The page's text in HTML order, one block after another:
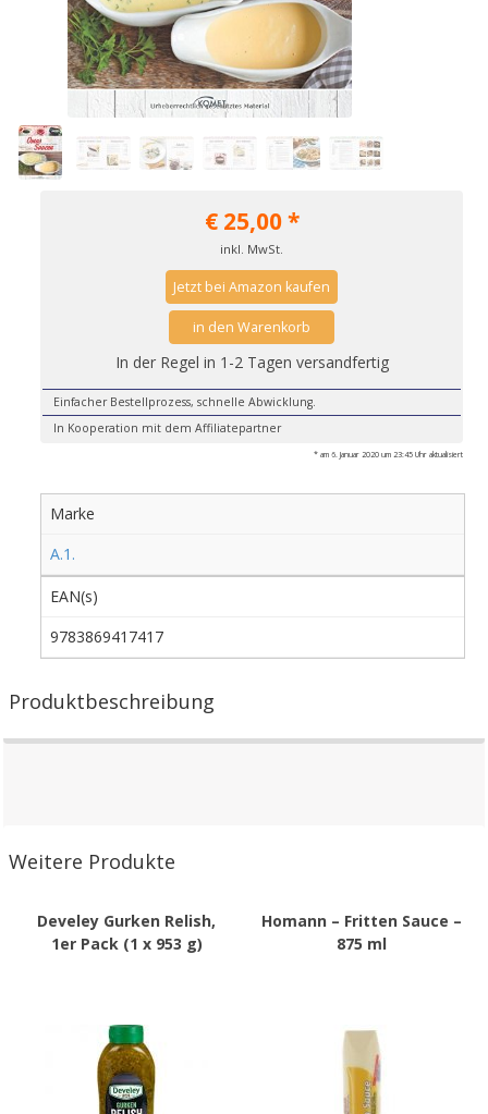
€25,00*
inkl. MwSt.
Jetzt bei Amazon kaufen
in den Warenkorb
In der Regel in 1-2 Tagen versandfertig
Einfacher Bestellprozess, schnelle Abwicklung.
In Kooperation mit dem Affiliatepartner
* am 6. Januar 2020 um 23:45 Uhr aktualisiert
Marke
A.1.
EAN(s)
9783869417417
Produktbeschreibung
Weitere Produkte
Develey Gurken Relish,
1er Pack (1 x 953 g)
Homann – Fritten Sauce –
875 ml